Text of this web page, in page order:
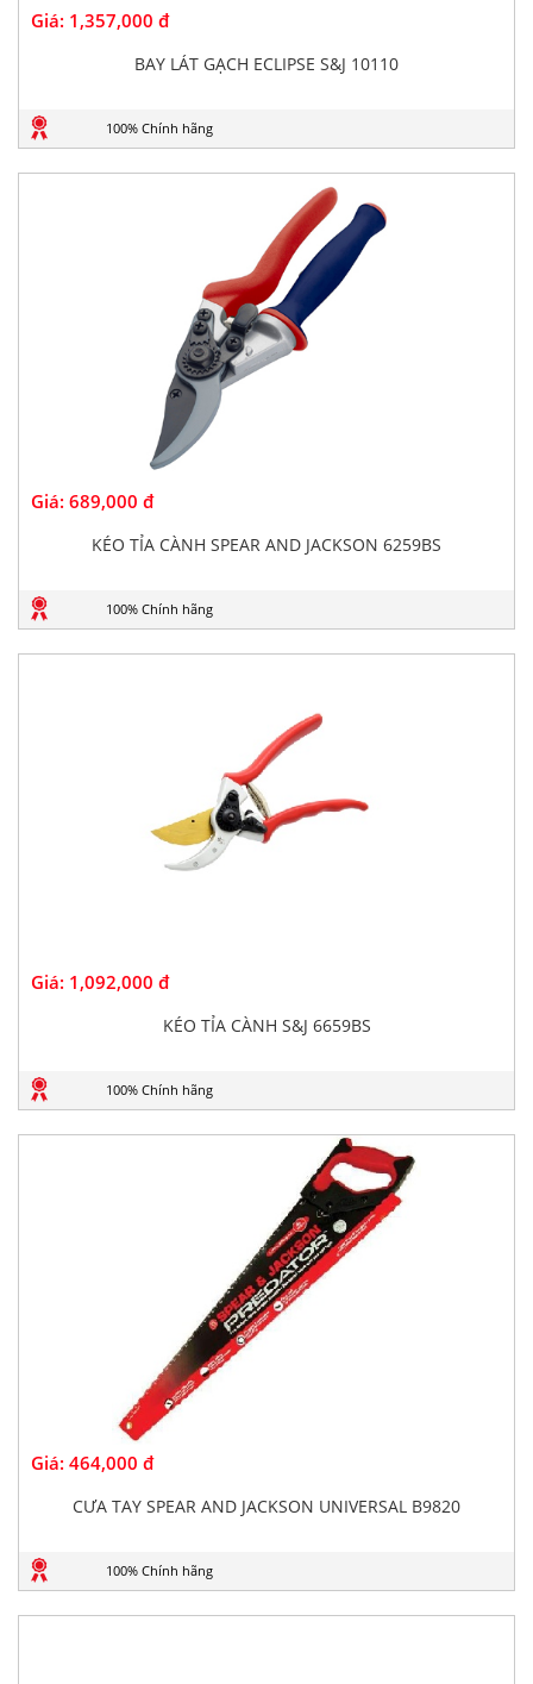
Giá: 1,357,000 đ
BAY LÁT GẠCH ECLIPSE S&J 10110
100% Chính hãng
Giá: 689,000 đ
KÉO TỈA CÀNH SPEAR AND JACKSON 6259BS
100% Chính hãng
Giá: 1,092,000 đ
KÉO TỈA CÀNH S&J 6659BS
100% Chính hãng
Giá: 464,000 đ
CƯA TAY SPEAR AND JACKSON UNIVERSAL B9820
100% Chính hãng